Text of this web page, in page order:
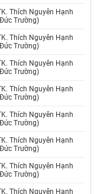
Thích Nguyên Hạnh
Trường)
Thích Nguyên Hạnh
Trường)
Thích Nguyên Hạnh
Trường)
Thích Nguyên Hạnh
Trường)
Thích Nguyên Hạnh
Trường)
Thích Nguyên Hạnh
Trường)
Thích Nguyên Hạnh
Trường)
Thích Nguyên Hạnh